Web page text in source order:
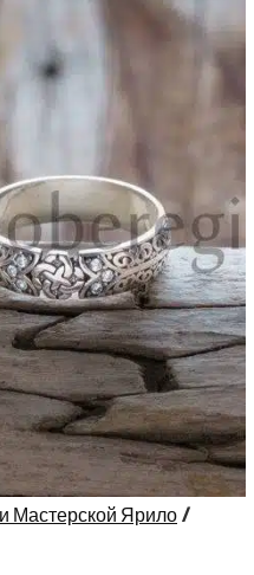
Мастерской Ярило/